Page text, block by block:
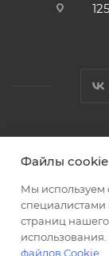
Файлы cookie
Мы
страниц
файлов Cookie